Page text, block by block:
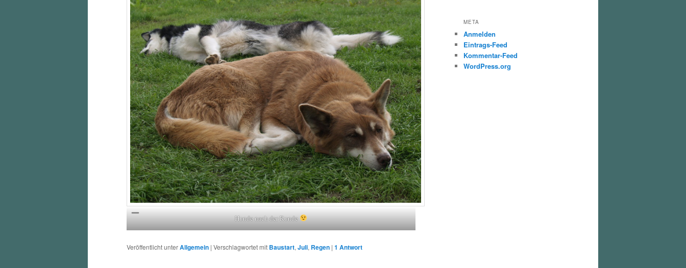
Hunde nach der Runde
Veröffentlicht unterAllgemein | Verschlagwortet mit Baustart, Juli, Regen | 1 Antwort
META
Anmelden
Eintrags-Feed
Kommentar-Feed
WordPress.org